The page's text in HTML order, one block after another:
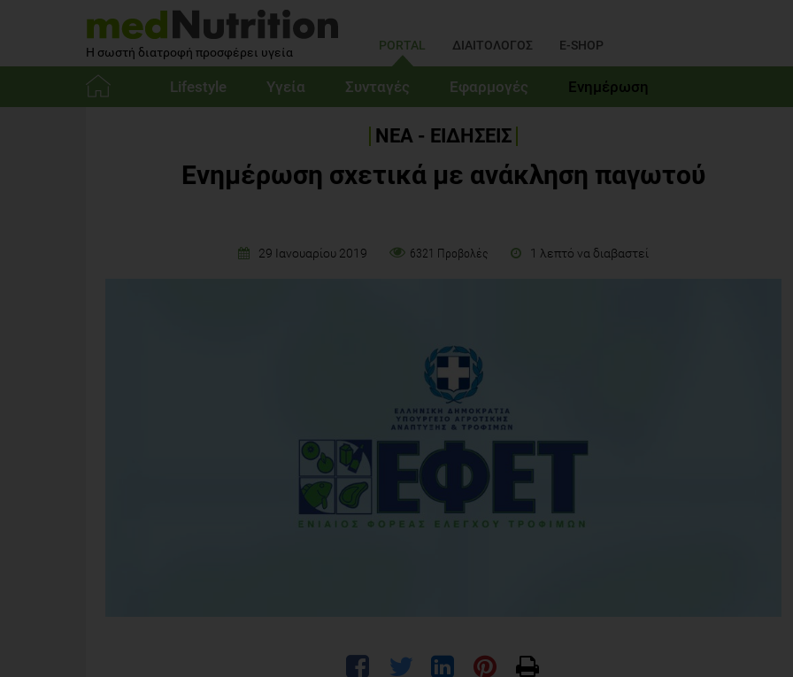
Η σωστή διατροφή προσφέρει υγεία PORTAL ΔΙΑΙΤΟΛΟΓΟΣ E-SHOP
Lifestyle Υγεία Συνταγές Εφαρμογές Ενημέρωση
ΝΕΑ - ΕΙΔΗΣΕΙΣ
Ενημέρωση σχετικά με ανάκληση παγωτού
29 Ιανουαρίου 2019 6321 Προβολές 1 λεπτό να διαβαστεί